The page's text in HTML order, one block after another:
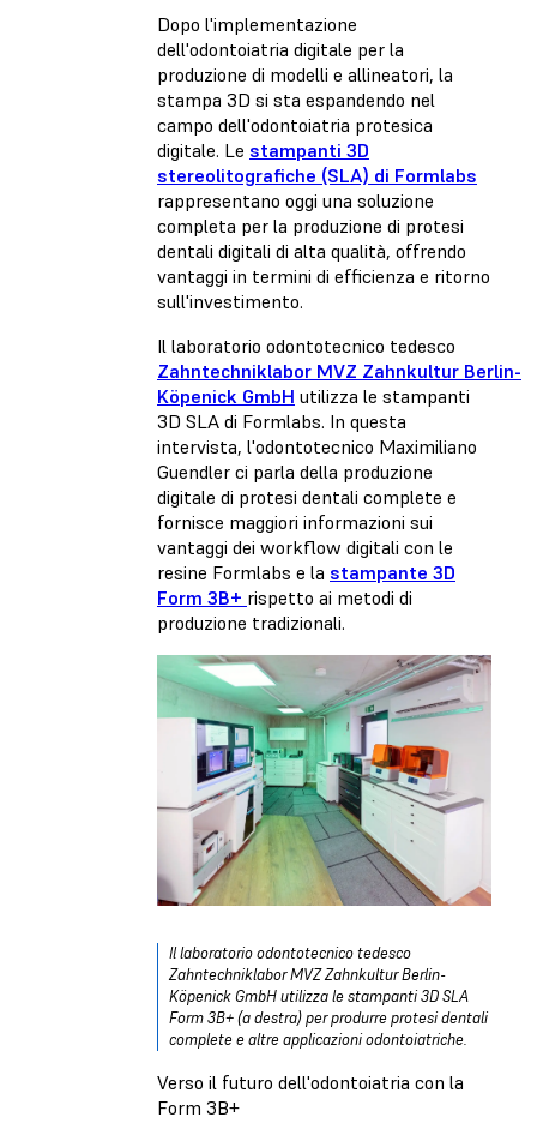
Dopo l'implementazione
dell'odontoiatria digitale per la
produzione di modelli e allineatori, la
stampa 3D si sta espandendo nel
campo dell'odontoiatria protesica
digitale. Le stampanti 3D
stereolitografiche (SLA) di Formlabs
rappresentano oggi una soluzione
completa per la produzione di protesi
dentali digitali di alta qualità, offrendo
vantaggi in termini di efficienza e ritorno
sull'investimento.
Il laboratorio odontotecnico tedesco
Zahntechniklabor MVZ Zahnkultur Berlin-
Köpenick GmbH utilizza le stampanti
3D SLA di Formlabs. In questa
intervista, l'odontotecnico Maximiliano
Guendler ci parla della produzione
digitale di protesi dentali complete e
fornisce maggiori informazioni sui
vantaggi dei workflow digitali con le
resine Formlabs e la stampante 3D
Form 3B+ rispetto ai metodi di
produzione tradizionali.
Il laboratorio odontotecnico tedesco
Zahntechniklabor MVZ Zahnkultur Berlin-
Köpenick GmbH utilizza le stampanti 3D SLA
Form 3B+ (a destra) per produrre protesi dentali
complete e altre applicazioni odontoiatriche.
Verso il futuro dell'odontoiatria con la
Form 3B+